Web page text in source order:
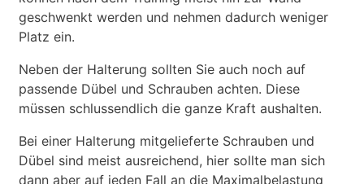
geschwenkt werden und nehmen dadurch weniger
Platz ein.
Neben der Halterung sollten Sie auch noch auf
passende Dübel und Schrauben achten. Diese
müssen schlussendlich die ganze Kraft aushalten.
Bei einer Halterung mitgelieferte Schrauben und
Dübel sind meist ausreichend, hier sollte man sich
dann aber auf jeden Fall an die Maximalbelastung